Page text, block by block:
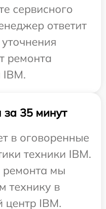
сервисного
ответит
ремонта
IBM.
35 минут
в оговоренные
техники IBM.
ремонта мы
технику в
центр IBM.